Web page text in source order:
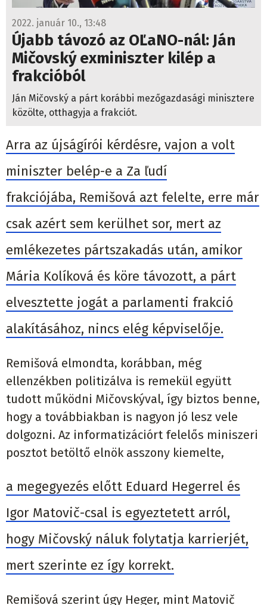
2022. január 10., 13:48
Újabb távozó az OĽaNO-nál: Ján
Mičovský exminiszter kilép a
frakcióból
Ján Mičovský a párt korábbi mezőgazdasági minisztere
közölte, otthagyja a frakciót.
Arra az újságírói kérdésre, vajon a volt
miniszter belép-e a Za ľudí
frakciójába, Remišová azt felelte, erre már
csak azért sem kerülhet sor, mert az
emlékezetes pártszakadás után, amikor
Mária Kolíková és köre távozott, a párt
elvesztette jogát a parlamenti frakció
alakításához, nincs elég képviselője.
Remišová elmondta, korábban, még
ellenzékben politizálva is remekül együtt
tudott működni Mičovskýval, így biztos benne,
hogy a továbbiakban is nagyon jó lesz vele
dolgozni. Az informatizációrt felelős miniszeri
posztot betöltő elnök asszony kiemelte,
a megegyezés előtt Eduard Hegerrel és
Igor Matovič-csal is egyeztetett arról,
hogy Mičovský náluk folytatja karrierjét,
mert szerinte ez így korrekt.
Remišová szerint úgy Heger, mint Matovič